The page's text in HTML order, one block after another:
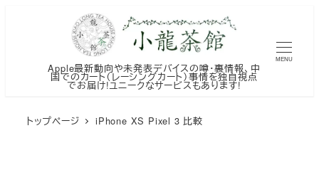
Apple最新動向や未発表デバイスの噂・裏情報、中
国でのカート（レーシングカート）事情を独自視点
でお届け!ユニークなサービスもあります!
MENU
トップページ iPhone XS Pixel 3 比較